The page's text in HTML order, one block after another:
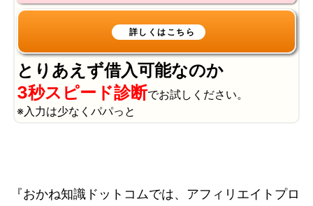
とりあえず借入可能なのか
3秒スピード診断でお試しください。
※入力は少なくパパっと
『おかね知識ドットコムでは、アフィリエイトプロ